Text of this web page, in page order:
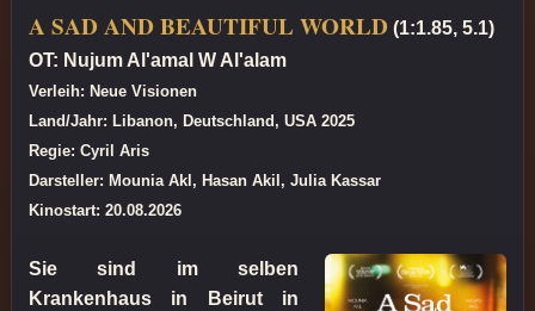
A SAD AND BEAUTIFUL WORLD (1:1.85, 5.1)
OT: Nujum Al'amal W Al'alam
Verleih: Neue Visionen
Land/Jahr: Libanon, Deutschland, USA 2025
Regie: Cyril Aris
Darsteller: Mounia Akl, Hasan Akil, Julia Kassar
Kinostart: 20.08.2026
Sie sind im selben
Krankenhaus in Beirut in